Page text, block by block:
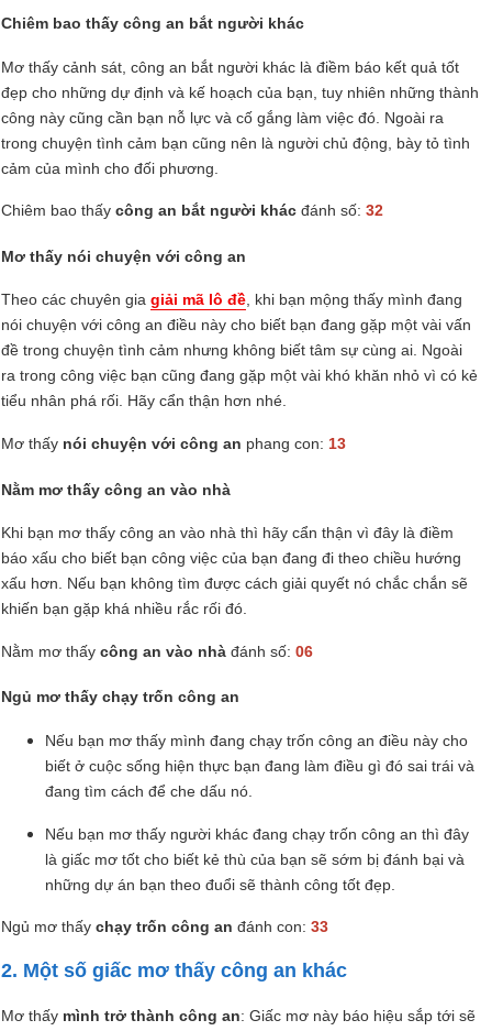
Chiêm bao thấy công an bắt người khác
Mơ thấy cảnh sát, công an bắt người khác là điềm báo kết quả tốt
đẹp cho những dự định và kế hoạch của bạn, tuy nhiên những thành
công này cũng cần bạn nỗ lực và cố gắng làm việc đó. Ngoài ra
trong chuyện tình cảm bạn cũng nên là người chủ động, bày tỏ tình
cảm của mình cho đối phương.
Chiêm bao thấy công an bắt người khác đánh số: 32
Mơ thấy nói chuyện với công an
Theo các chuyên gia giải mã lô đề, khi bạn mộng thấy mình đang
nói chuyện với công an điều này cho biết bạn đang gặp một vài vấn
đề trong chuyện tình cảm nhưng không biết tâm sự cùng ai. Ngoài
ra trong công việc bạn cũng đang gặp một vài khó khăn nhỏ vì có kẻ
tiểu nhân phá rối. Hãy cẩn thận hơn nhé.
Mơ thấy nói chuyện với công an phang con: 13
Nằm mơ thấy công an vào nhà
Khi bạn mơ thấy công an vào nhà thì hãy cẩn thận vì đây là điềm
báo xấu cho biết bạn công việc của bạn đang đi theo chiều hướng
xấu hơn. Nếu bạn không tìm được cách giải quyết nó chắc chắn sẽ
khiến bạn gặp khá nhiều rắc rối đó.
Nằm mơ thấy công an vào nhà đánh số: 06
Ngủ mơ thấy chạy trốn công an
Nếu bạn mơ thấy mình đang chạy trốn công an điều này cho
biết ở cuộc sống hiện thực bạn đang làm điều gì đó sai trái và
đang tìm cách để che dấu nó.
Nếu bạn mơ thấy người khác đang chạy trốn công an thì đây
là giấc mơ tốt cho biết kẻ thù của bạn sẽ sớm bị đánh bại và
những dự án bạn theo đuổi sẽ thành công tốt đẹp.
Ngủ mơ thấy chạy trốn công an đánh con: 33
2. Một số giấc mơ thấy công an khác
Mơ thấy mình trở thành công an: Giấc mơ này báo hiệu sắp tới sẽ